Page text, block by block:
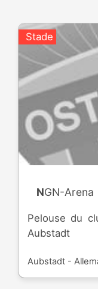
Stade
NGN-Arena
Pelouse du
Aubstadt
Aubstadt -